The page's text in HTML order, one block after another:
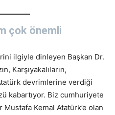
çok önemli
ilgiyle dinleyen Başkan Dr.
Karşıyakalıların,
devrimlerine verdiği
kabartıyor. Biz cumhuriyete
Mustafa Kemal Atatürk’e olan